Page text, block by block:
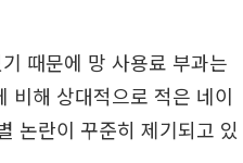
때문에 망 사용료 부과는
비해 상대적으로 적은 네이
논란이 꾸준히 제기되고 있